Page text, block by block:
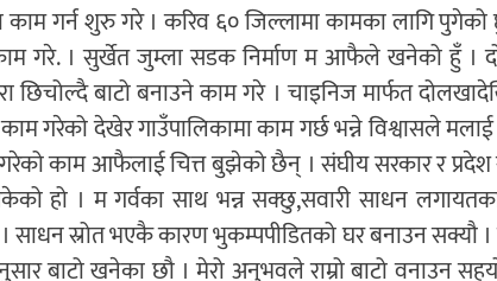
काम गर्न शुरु गरे । करिव ६० जिल्लामा कामका लागि
गरे. । सुर्खेत जुम्ला सडक निर्माण म आफैले खनेको हुँ ।
छिचोल्दै बाटो बनाउने काम गरे । चाइनिज मार्फत
गरेको देखेर गाउँपालिकामा काम गर्छ भन्ने विश्वासले
काम आफैलाई चित्त बुझेको छैन् । संघीय सरकार र
हो । म गर्वका साथ भन्न सक्छु,सवारी साधन लगायतका
स्रोत भएकै कारण भुकम्पपीडितको घर बनाउन सक्यौ ।
बाटो खनेका छौ । मेरो अनुभवले राम्रो बाटो वनाउन